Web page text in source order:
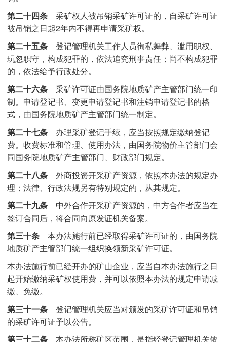
第二十四条采矿权人被吊销采矿许可证的，自采矿许可证
被吊销之日起2年内不得再申请采矿权。
第二十五条登记管理机关工作人员徇私舞弊、滥用职权、
玩忽职守，构成犯罪的，依法追究刑事责任；尚不构成犯罪
的，依法给予行政处分。
第二十六条采矿许可证由国务院地质矿产主管部门统一印
制。申请登记书、变更申请登记书和注销申请登记书的格
式，由国务院地质矿产主管部门统一制定。
第二十七条 办理采矿登记手续，应当按照规定缴纳登记
费。收费标准和管理、使用办法，由国务院物价主管部门会
同国务院地质矿产主管部门、财政部门规定。
第二十八条外商投资开采矿产资源，依照本办法的规定办
理；法律、行政法规另有特别规定的，从其规定。
第二十九条 中外合作开采矿产资源的，中方合作者应当在
签订合同后，将合同向原发证机关备案。
第三十条本办法施行前已经取得采矿许可证的，由国务院
地质矿产主管部门统一组织换领新采矿许可证。
本办法施行前已经开办的矿山企业，应当自本办法施行之日
起开始缴纳采矿权使用费，并可以依照本办法的规定申请减
缴、免缴。
第三十一条登记管理机关应当对颁发的采矿许可证和吊销
的采矿许可证予以公告。
第三十二条本办法所称矿区范围，是指经登记管理机关依